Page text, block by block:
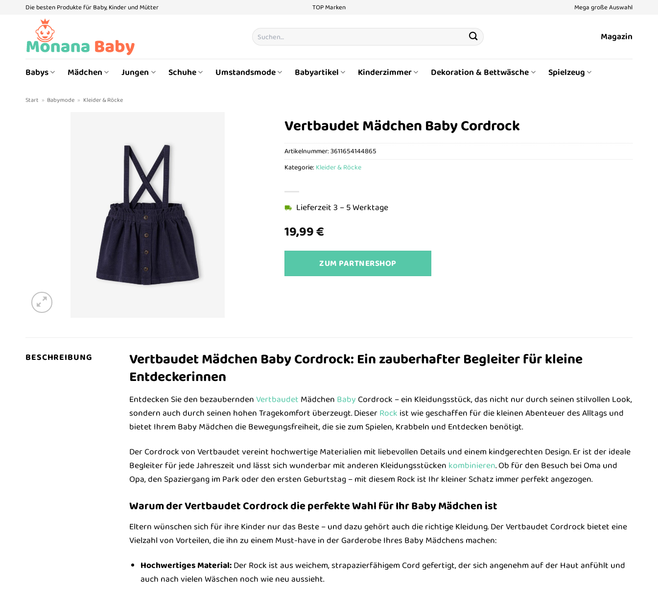
Die besten Produkte für Baby, Kinder und Mütter TOP Marken Mega große Auswahl
Suchen
nach:
Magazin
Babys Mädchen Jungen Schuhe Umstandsmode Babyartikel Kinderzimmer Dekoration & Bettwäsche Spielzeug
Start » Babymode » Kleider & Röcke
Vertbaudet Mädchen Baby Cordrock
19,99€
Lieferzeit 3 – 5 Werktage
ZUM PARTNERSHOP
Artikelnummer:3611654144865
Kategorie: Kleider & Röcke
BESCHREIBUNG
Vertbaudet Mädchen Baby Cordrock: Ein zauberhafter Begleiter für kleine
Entdeckerinnen
Entdecken Sie den bezauberndenVertbaudet Mädchen Baby Cordrock – ein Kleidungsstück, das nicht nur durch seinen stilvollen Look,
sondern auch durch seinen hohen Tragekomfort überzeugt. DieserRock ist wie geschaffen für die kleinen Abenteuer des Alltags und
bietet Ihrem Baby Mädchen die Bewegungsfreiheit, die sie zum Spielen, Krabbeln und Entdecken benötigt.
Der Cordrock von Vertbaudet vereint hochwertige Materialien mit liebevollen Details und einem kindgerechten Design. Er ist der ideale
Begleiter für jede Jahreszeit und lässt sich wunderbar mit anderen Kleidungsstücken kombinieren. Ob für den Besuch bei Oma und
Opa, den Spaziergang im Park oder den ersten Geburtstag – mit diesem Rock ist Ihr kleiner Schatz immer perfekt angezogen.
Warum der Vertbaudet Cordrock die perfekte Wahl für Ihr Baby Mädchen ist
Eltern wünschen sich für ihre Kinder nur das Beste – und dazu gehört auch die richtige Kleidung. Der Vertbaudet Cordrock bietet eine
Vielzahl von Vorteilen, die ihn zu einem Must-have in der Garderobe Ihres Baby Mädchens machen:
Hochwertiges Material:Der Rock ist aus weichem, strapazierfähigem Cord gefertigt, der sich angenehm auf der Haut anfühlt und
auch nach vielen Wäschen noch wie neu aussieht.